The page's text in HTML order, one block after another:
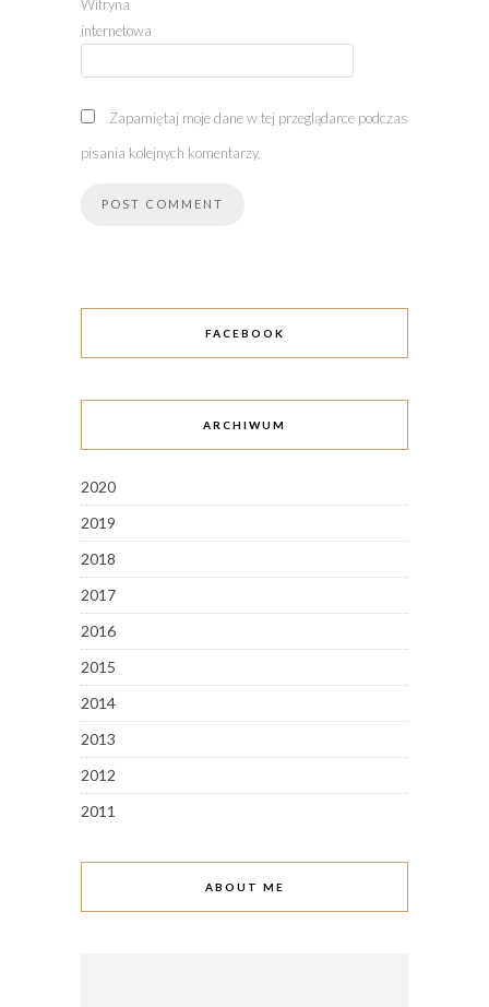
Witryna
internetowa
Zapamiętaj moje dane w tej przeglądarce podczas
pisania kolejnych komentarzy.
FACEBOOK
ARCHIWUM
2020
2019
2018
2017
2016
2015
2014
2013
2012
2011
ABOUT ME